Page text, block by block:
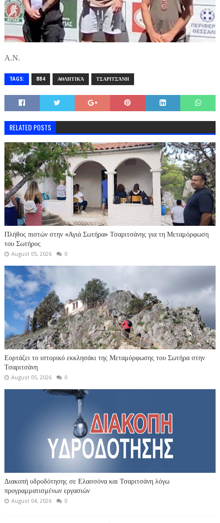
Α.Ν.
TAGS: 884 ΑΘΛΗΤΙΚΆ ΤΣΑΡΙΤΣΆΝΗ
RELATED POSTS
Πλήθος πιστών στην «Αγιά Σωτήρα» Τσαριτσάνης για τη Μεταμόρφωση
του Σωτήρος
August 05, 2026 0
Εορτάζει το ιστορικό εκκλησάκι της Μεταμόρφωσης του Σωτήρα στην
Τσαριτσάνη
August 05, 2026 0
Διακοπή υδροδότησης σε Ελασσόνα και Τσαριτσάνη λόγω
προγραμματισμένων εργασιών
August 04, 2026 0